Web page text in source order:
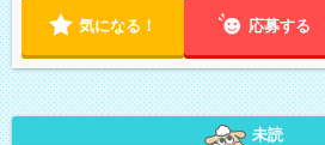
気になる！ 応募する
未読